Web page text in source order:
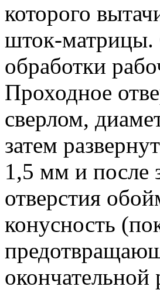
которого
шток-матрицы.
обработки
Проходное
сверлом,
затем
1,5 мм и после
отверстия
конусность